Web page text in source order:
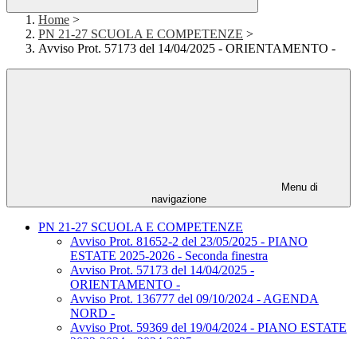
Home >
PN 21-27 SCUOLA E COMPETENZE >
Avviso Prot. 57173 del 14/04/2025 - ORIENTAMENTO -
Menu di
navigazione
PN 21-27 SCUOLA E COMPETENZE
Avviso Prot. 81652-2 del 23/05/2025 - PIANO
ESTATE 2025-2026 - Seconda finestra
Avviso Prot. 57173 del 14/04/2025 -
ORIENTAMENTO -
Avviso Prot. 136777 del 09/10/2024 - AGENDA
NORD -
Avviso Prot. 59369 del 19/04/2024 - PIANO ESTATE